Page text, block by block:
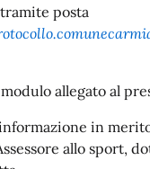
posta
allegato al
in
allo sport,